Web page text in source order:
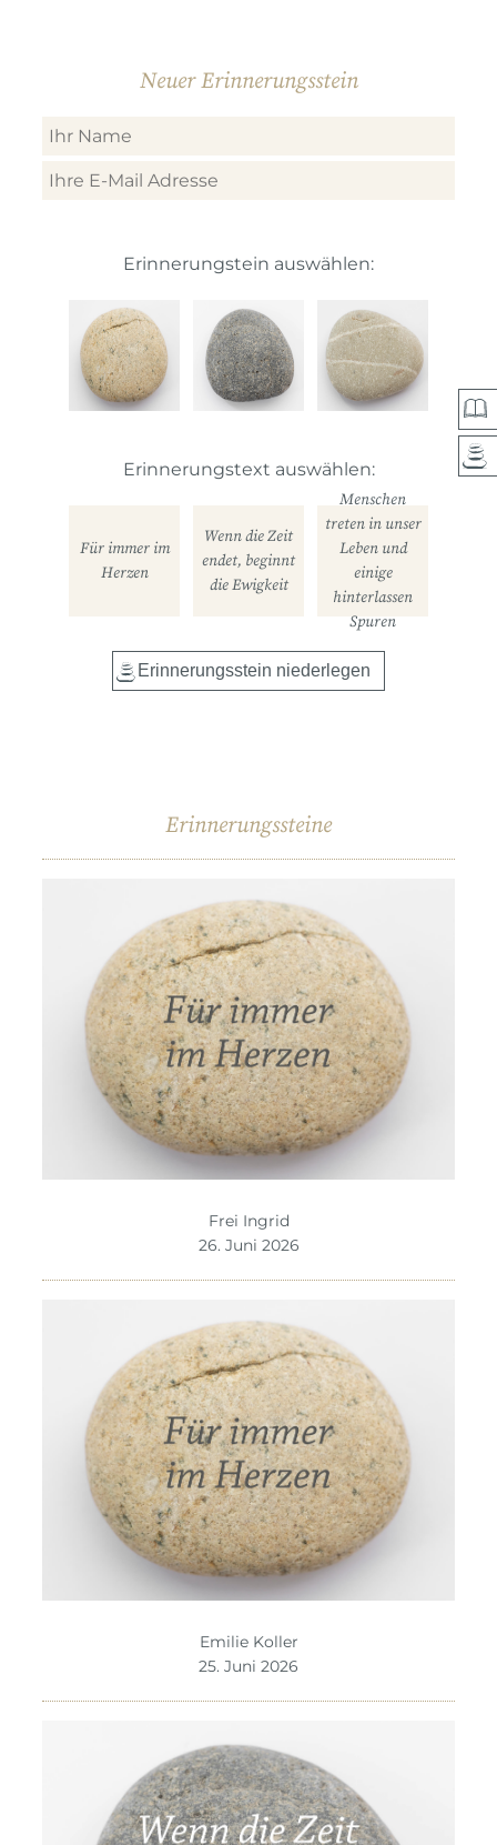
Neuer Erinnerungsstein
Erinnerungstein auswählen:
Erinnerungstext auswählen:
Für immer im
Herzen
Wenn die Zeit
endet, beginnt
die Ewigkeit
Menschen
treten in unser
Leben und
einige
hinterlassen
Spuren
Erinnerungssteine
Frei Ingrid
26. Juni 2026
Emilie Koller
25. Juni 2026